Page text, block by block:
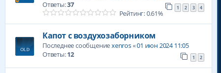
Ответы:37 1 2 3 4
Рейтинг: 0.61%
Капот с воздухозаборником
Последнее сообщениеxenros«01 июн 2024 11:05
Ответы:12 1 2